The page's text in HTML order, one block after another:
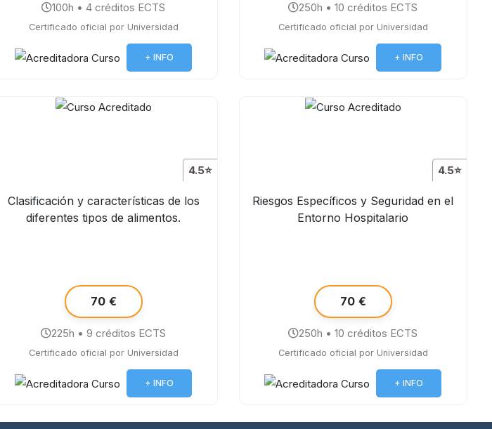
100h • 4 créditos ECTS
Certificado oficial por Universidad
+ INFO
250h • 10 créditos ECTS
Certificado oficial por Universidad
+ INFO
4.5⭐
Clasificación y características de los
diferentes tipos de alimentos.
70 €
225h • 9 créditos ECTS
Certificado oficial por Universidad
+ INFO
4.5⭐
Riesgos Específicos y Seguridad en el
Entorno Hospitalario
70 €
250h • 10 créditos ECTS
Certificado oficial por Universidad
+ INFO